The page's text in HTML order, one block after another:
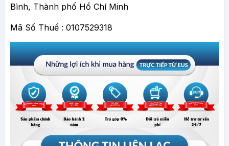
Bình, Thành phố Hồ Chí Minh
Mã Số Thuế : 0107529318